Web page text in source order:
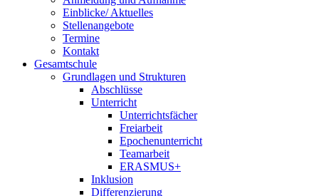
Einblicke/ Aktuelles
Stellenangebote
Termine
Kontakt
Gesamtschule
Grundlagen und Strukturen
Abschlüsse
Unterricht
Unterrichtsfächer
Freiarbeit
Epochenunterricht
Teamarbeit
ERASMUS+
Inklusion
Differenzierung